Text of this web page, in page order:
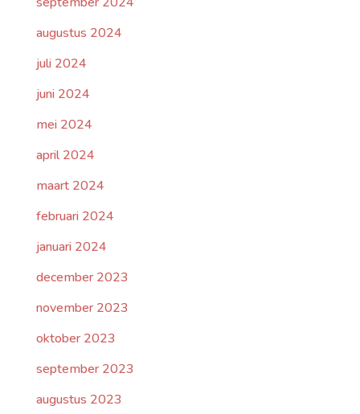
augustus 2024
juli 2024
juni 2024
mei 2024
april 2024
maart 2024
februari 2024
januari 2024
december 2023
november 2023
oktober 2023
september 2023
augustus 2023